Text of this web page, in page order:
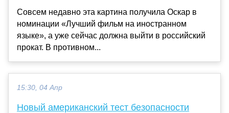
Совсем недавно эта картина получила Оскар в
номинации «Лучший фильм на иностранном
языке», а уже сейчас должна выйти в российский
прокат. В противном...
15:30, 04 Апр
Новый американский тест безопасности